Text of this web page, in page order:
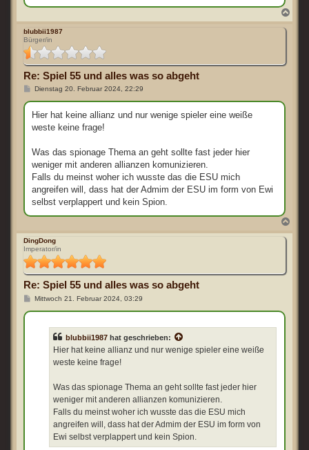
a
blubbii1987
Bürger/in
Re: Spiel 55 und alles was so abgeht
B
i
t
a
Dienstag 20. Februar 2024, 22:29
Hier hat keine allianz und nur wenige spieler eine weiße
weste keine frage!
Was das spionage Thema an geht sollte fast jeder hier
weniger mit anderen allianzen komunizieren.
Falls du meinst woher ich wusste das die ESU mich
angreifen will, dass hat der Admim der ESU im form von Ewi
selbst verplappert und kein Spion.
DingDong
Imperator/in
Re: Spiel 55 und alles was so abgeht
B
i
Mittwoch 21. Februar 2024, 03:29
blubbii1987 hat geschrieben:
Hier hat keine allianz und nur wenige spieler eine weiße
weste keine frage!
Was das spionage Thema an geht sollte fast jeder hier
weniger mit anderen allianzen komunizieren.
Falls du meinst woher ich wusste das die ESU mich
angreifen will, dass hat der Admim der ESU im form von
Ewi selbst verplappert und kein Spion.